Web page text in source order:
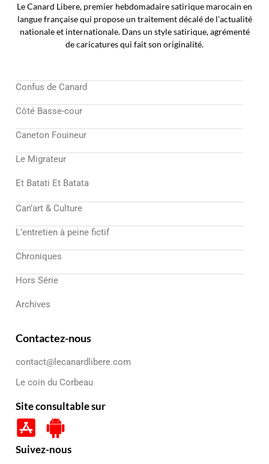
Le Canard Libere, premier hebdomadaire satirique marocain en
langue française qui propose un traitement décalé de l’actualité
nationale et internationale. Dans un style satirique, agrémenté
de caricatures qui fait son originalité.
Confus de Canard
Côté Basse-cour
Caneton Fouineur
Le Migrateur
Et Batati Et Batata
Can’art & Culture
L’entretien à peine fictif
Chroniques
Hors Série
Archives
Contactez-nous
contact@lecanardlibere.com
Le coin du Corbeau
Site consultable sur
Suivez-nous